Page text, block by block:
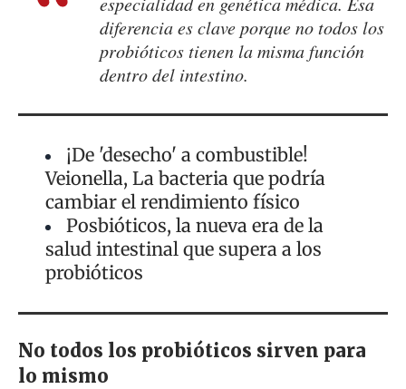
diferencia es clave porque no todos los
probióticos tienen la misma función
dentro del intestino.
¡De 'desecho' a combustible!
Veionella, La bacteria que podría
cambiar el rendimiento físico
Posbióticos, la nueva era de la
salud intestinal que supera a los
probióticos
No todos los probióticos sirven para
lo mismo